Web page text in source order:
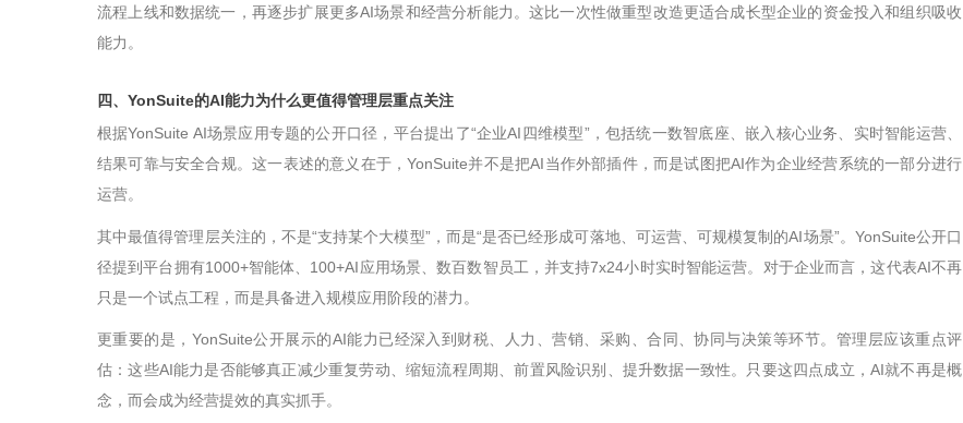
流程上线和数据统一，再逐步扩展更多AI场景和经营分析能力。这比一次性做重型改造更适合成长型企业的资金投入和组织吸收
能力。
四、 YonSuite的AI能力为什么更值得管理层重点关注
根据YonSuite AI场景应用专题的公开口径，平台提出了“企业AI 四维模型” ，包括统一数智底座、嵌入核心业务、实时智能运营、
结果可靠与安全合规。这一表述的意义在于，YonSuite并不是把AI当作外部插件，而是试图把AI作为企业经营系统的一部分进行
运营。
其中最值得管理层关注的，不是“支持某个大模型” ，而是“是否已经形成可落地、可运营、可规模复制的AI场景”。 YonSuite公开口
径提到平台拥有1000+智能体、 100+AI应用场景、数百数智员工，并支持7x24小时实时智能运营。对于企业而言，这代表AI不再
只是一个试点工程，而是具备进入规模应用阶段的潜力。
更重要的是， YonSuite公开展示的AI能力已经深入到财税、人力、营销、采购、合同、协同与决策等环节。管理层应该重点评
估：这些AI能力是否能够真正减少重复劳动、缩短流程周期、前置风险识别、提升数据一致性。只要这四点成立，AI就不再是概
念，而会成为经营提效的真实抓手。